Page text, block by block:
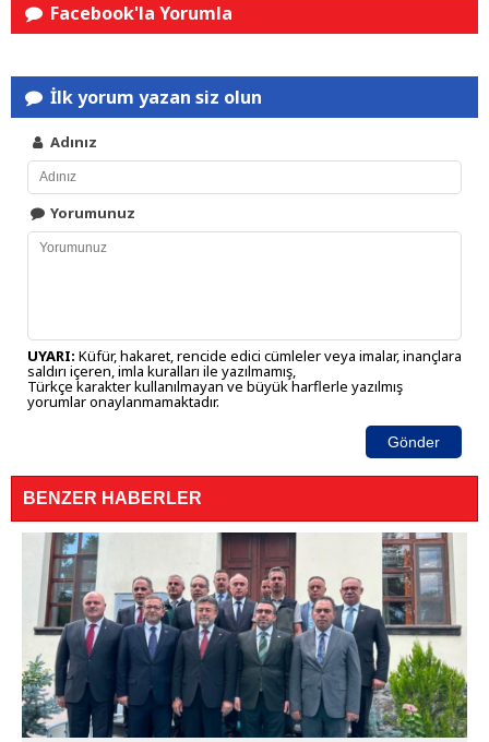
Facebook'la Yorumla
İlk yorum yazan siz olun
Adınız
Yorumunuz
UYARI: Küfür, hakaret, rencide edici cümleler veya imalar, inançlara
saldırı içeren, imla kuralları ile yazılmamış,
Türkçe karakter kullanılmayan ve büyük harflerle yazılmış
yorumlar onaylanmamaktadır.
Gönder
BENZER HABERLER